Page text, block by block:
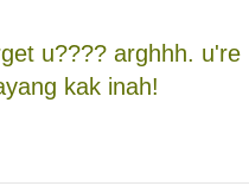
u???? arghhh.
kak inah!